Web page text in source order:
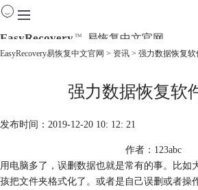
EasyRecovery TM 易恢复中文官网
购买
EasyRecovery易恢复中文官网 > 资讯 > 强力数据恢复软
强力数据恢复软
发布时间：2019-12-20 10: 12: 21
作者：123abc
用电脑多了，误删数据也就是常有的事。比如
孩把文件夹格式化了。或者是自己误删或者操